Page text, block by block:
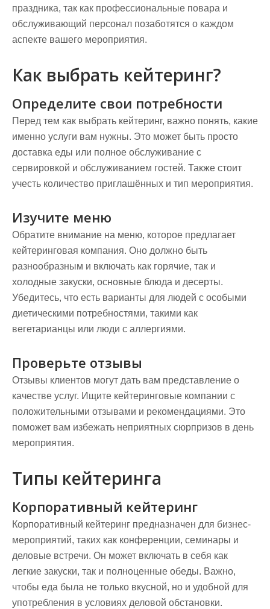
праздника, так как профессиональные повара и
обслуживающий персонал позаботятся о каждом
аспекте вашего мероприятия.
Как выбрать кейтеринг?
Определите свои потребности
Перед тем как выбрать кейтеринг, важно понять, какие
именно услуги вам нужны. Это может быть просто
доставка еды или полное обслуживание с
сервировкой и обслуживанием гостей. Также стоит
учесть количество приглашённых и тип мероприятия.
Изучите меню
Обратите внимание на меню, которое предлагает
кейтеринговая компания. Оно должно быть
разнообразным и включать как горячие, так и
холодные закуски, основные блюда и десерты.
Убедитесь, что есть варианты для людей с особыми
диетическими потребностями, такими как
вегетарианцы или люди с аллергиями.
Проверьте отзывы
Отзывы клиентов могут дать вам представление о
качестве услуг. Ищите кейтеринговые компании с
положительными отзывами и рекомендациями. Это
поможет вам избежать неприятных сюрпризов в день
мероприятия.
Типы кейтеринга
Корпоративный кейтеринг
Корпоративный кейтеринг предназначен для бизнес-
мероприятий, таких как конференции, семинары и
деловые встречи. Он может включать в себя как
легкие закуски, так и полноценные обеды. Важно,
чтобы еда была не только вкусной, но и удобной для
употребления в условиях деловой обстановки.